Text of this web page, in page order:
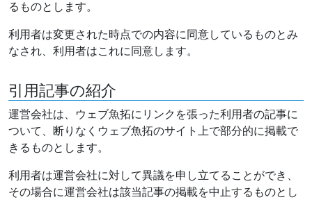
るものとします。
利用者は変更された時点での内容に同意しているものとみ
なされ、利用者はこれに同意します。
引用記事の紹介
運営会社は、ウェブ魚拓にリンクを張った利用者の記事に
ついて、断りなくウェブ魚拓のサイト上で部分的に掲載で
きるものとします。
利用者は運営会社に対して異議を申し立てることができ、
その場合に運営会社は該当記事の掲載を中止するものとし